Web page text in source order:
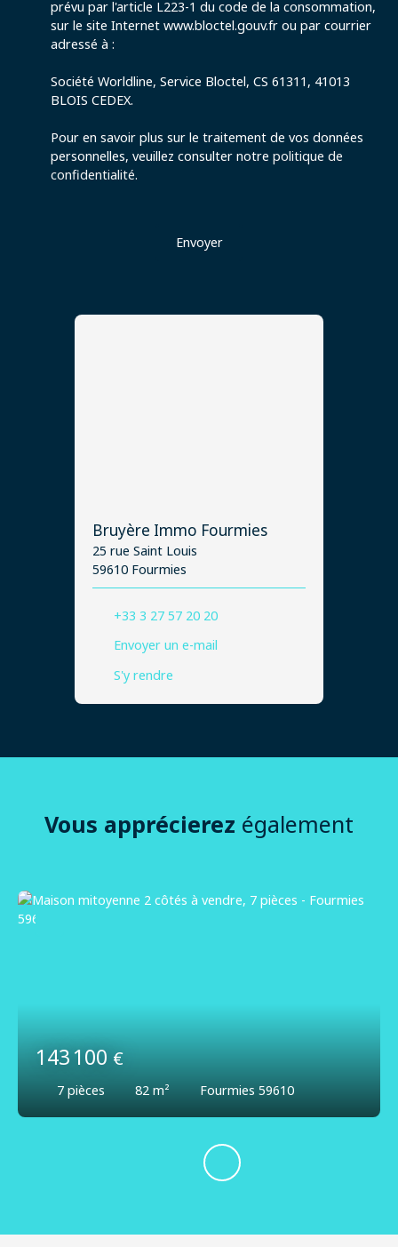
prévu par l'article L223-1 du code de la consommation,
sur le site Internet www.bloctel.gouv.fr ou par courrier
adressé à :
Société Worldline, Service Bloctel, CS 61311, 41013
BLOIS CEDEX.
Pour en savoir plus sur le traitement de vos données
personnelles, veuillez consulter notre politique de
confidentialité.
Envoyer
Bruyère Immo Fourmies
25 rue Saint Louis
59610 Fourmies
+33 3 27 57 20 20
Envoyer un e-mail
S'y rendre
Vous apprécierez également
143 100€
7 pièces 82 m² Fourmies 59610